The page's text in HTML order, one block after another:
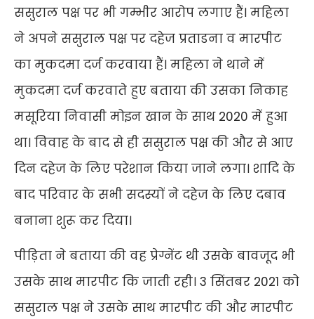
ससुराल पक्ष पर भी गम्भीर आरोप लगाए हैं। महिला
ने अपने ससुराल पक्ष पर दहेज प्रताडना व मारपीट
का मुकदमा दर्ज करवाया हैं। महिला ने थाने में
मुकदमा दर्ज करवाते हुए बताया की उसका निकाह
मसूरिया निवासी मोइन खान के साथ 2020 में हुआ
था। विवाह के बाद से ही ससुराल पक्ष की और से आए
दिन दहेज के लिए परेशान किया जाने लगा। शादि के
बाद परिवार के सभी सदस्यों ने दहेज के लिए दबाव
बनाना शुरू कर दिया।
पीड़िता ने बताया की वह प्रेग्नेंट थी उसके बावजूद भी
उसके साथ मारपीट कि जाती रही। 3 सिंतबर 2021 को
ससुराल पक्ष ने उसके साथ मारपीट की और मारपीट